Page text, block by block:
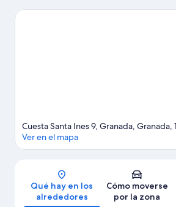
merecen la pena. Dedica algo de tiempo a
Mapa
Cuesta Santa Ines 9, Granada, Granada,
Ver en el mapa
Qué hay en los
alrededores
Cómo moverse
por la zona